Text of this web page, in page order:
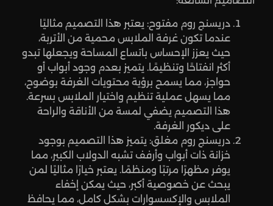
دريسنج روم مفتوح: يعتبر هذا التصميم مثاليًا
عندما تكون غرفة الملابس محمية من الأتربة،
حيث يعزز الإحساس باتساع المساحة ويجعلها تبدو
أكثر انفتاحًا وتنظيمًا. يتميز بعدم وجود أبواب أو
حواجز، مما يسمح برؤية محتويات الغرفة بوضوح،
مما يسهل عملية تنظيم واختيار الملابس بسرعة.
هذا التصميم يضفي لمسة من الأناقة والراحة
على ديكور الغرفة.
دريسنج روم مغلق: يتميز هذا التصميم بوجود
خزانة ذات أبواب وأرفف تشبه الدولاب الكبير، مما
يوفر مظهرًا مرتبًا ومنظمًا. يعتبر خيارًا مثاليًا لمن
يبحث عن خصوصية أكبر، حيث يمكن إخفاء
الملابس والإكسسوارات بشكل كامل، مما يحافظ